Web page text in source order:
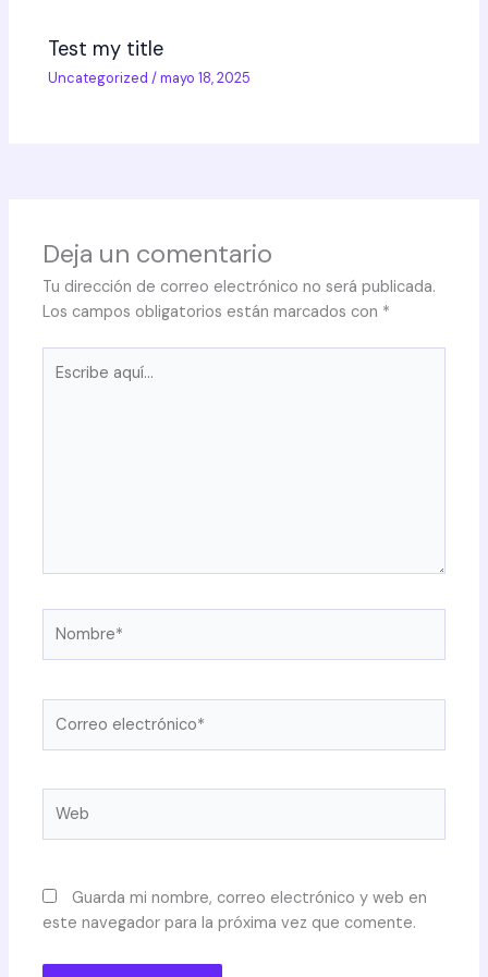
Test my title
Uncategorized /mayo 18, 2025
Deja un comentario
Tu dirección de correo electrónico no será publicada.
Los campos obligatorios están marcados con *
aquí...
electrónico*
Guarda mi nombre, correo electrónico y web en
este navegador para la próxima vez que comente.